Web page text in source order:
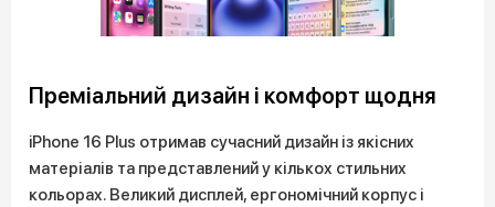
Преміальний дизайн і комфорт щодня
iPhone 16 Plus отримав сучасний дизайн із якісних
матеріалів та представлений у кількох стильних
кольорах. Великий дисплей, ергономічний корпус і